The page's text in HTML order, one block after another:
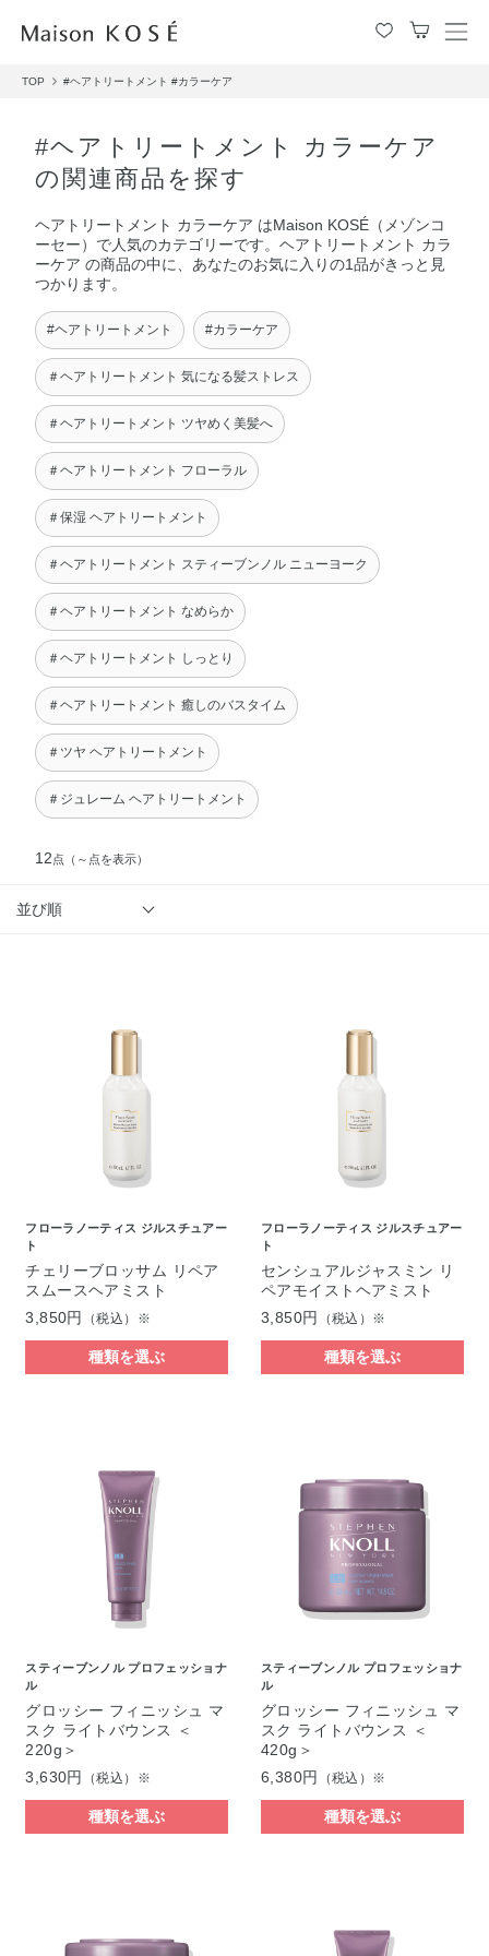
メ
TOP #ヘアトリートメント #カラーケア
#ヘアトリートメント カラーケア
の関連商品を探す
ヘアトリートメント カラーケア はMaison KOSÉ（メゾンコ
ーセー）で人気のカテゴリーです。ヘアトリートメント カラ
ーケア の商品の中に、あなたのお気に入りの1品がきっと見
つかります。
#ヘアトリートメント #カラーケア
＃ヘアトリートメント 気になる髪ストレス
＃ヘアトリートメント ツヤめく美髪へ
＃ヘアトリートメント フローラル
＃保湿 ヘアトリートメント
＃ヘアトリートメント スティーブンノル ニューヨーク
＃ヘアトリートメント なめらか
＃ヘアトリートメント しっとり
＃ヘアトリートメント 癒しのバスタイム
＃ツヤ ヘアトリートメント
＃ジュレーム ヘアトリートメント
12点 （～点を表示）
並び順
フローラノーティス ジルスチュアー
ト
チェリーブロッサム リペア
スムースヘアミスト
3,850円
（税込）※
種類を選ぶ
フローラノーティス ジルスチュアー
ト
センシュアルジャスミン リ
ペアモイストヘアミスト
3,850円
（税込）※
種類を選ぶ
スティーブンノル プロフェッショナ
ル
グロッシー フィニッシュ マ
スク ライトバウンス ＜
220g＞
3,630円
（税込）※
種類を選ぶ
スティーブンノル プロフェッショナ
ル
グロッシー フィニッシュ マ
スク ライトバウンス ＜
420g＞
6,380円
（税込）※
種類を選ぶ